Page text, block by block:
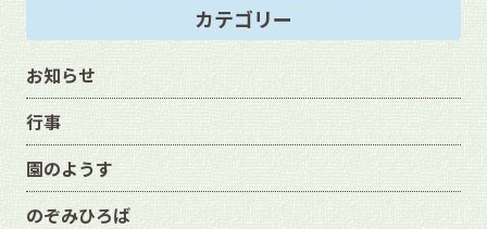
カテゴリー
お知らせ
行事
園のようす
のぞみひろば